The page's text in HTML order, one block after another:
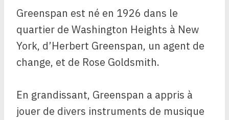
Greenspan est né en 1926 dans le
quartier de Washington Heights à New
York, d’Herbert Greenspan, un agent de
change, et de Rose Goldsmith.
En grandissant, Greenspan a appris à
jouer de divers instruments de musique